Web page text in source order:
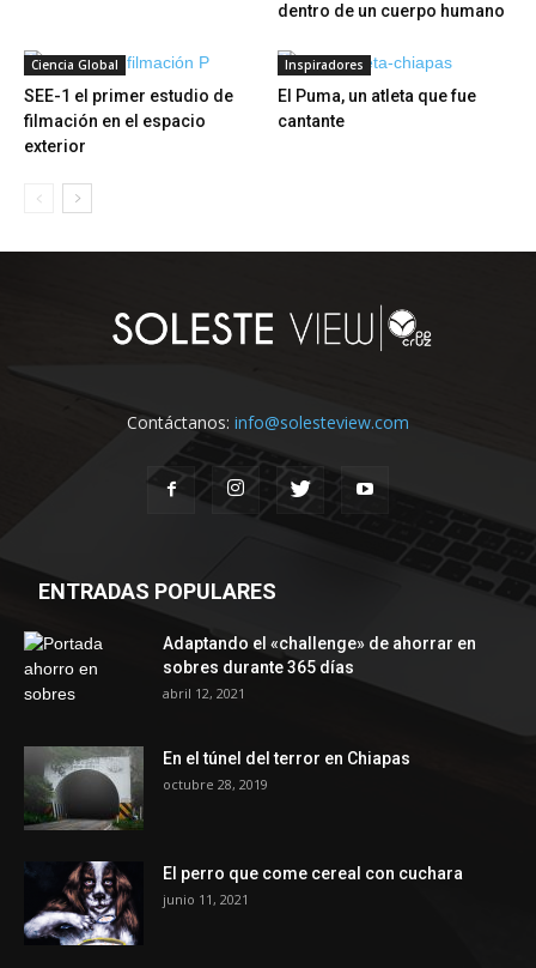
dentro de un cuerpo humano
Ciencia Global
SEE-1 el primer estudio de
filmación en el espacio
exterior
Inspiradores
El Puma, un atleta que fue
cantante
Contáctanos: info@solesteview.com
ENTRADAS POPULARES
Adaptando el «challenge» de ahorrar en
sobres durante 365 días
abril 12, 2021
En el túnel del terror en Chiapas
octubre 28, 2019
El perro que come cereal con cuchara
junio 11, 2021